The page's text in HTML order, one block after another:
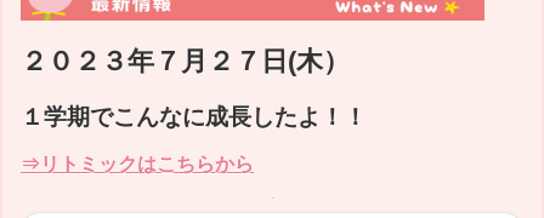
２０２３年７月２７日(木）
１学期でこんなに成長したよ！！
⇒リトミックはこちらから